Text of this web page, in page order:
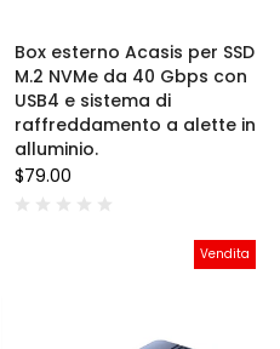
Box esterno Acasis per SSD
M.2 NVMe da 40 Gbps con
USB4 e sistema di
raffreddamento a alette in
alluminio.
$79.00
Vendita